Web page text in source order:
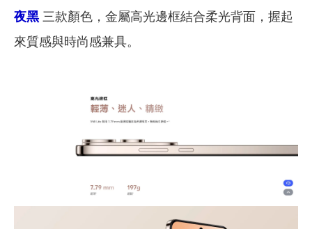
夜黑 三款顏色，金屬高光邊框結合柔光背面，握起
來質感與時尚感兼具。